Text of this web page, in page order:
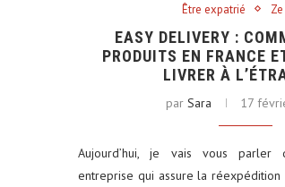
Être expatrié
EASY DELIVERY :
PRODUITS EN FRANCE
LIVRER À
par Sara 17
Aujourd’hui, je vais vous parler
entreprise qui assure la